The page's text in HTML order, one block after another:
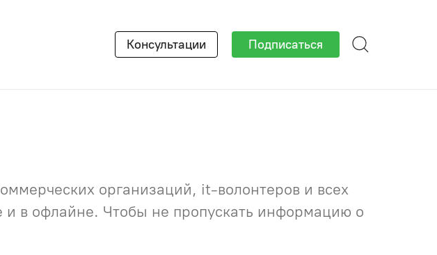
Консультации Подписаться
организаций, it-волонтеров и всех
и в офлайне. Чтобы не пропускать информацию о